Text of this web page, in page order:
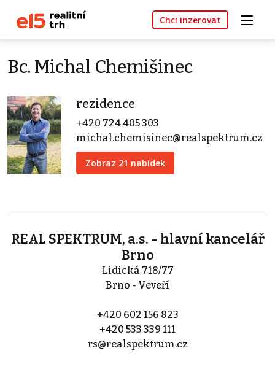
Chci inzerovat
Bc. Michal Chemišinec
rezidence
+420 724 405 303
michal.chemisinec@realspektrum.cz
Zobraz 21 nabídek
REAL SPEKTRUM, a.s. - hlavní kancelář
Brno
Lidická 718/77
Brno - Veveří
+420 602 156 823
+420 533 339 111
rs@realspektrum.cz